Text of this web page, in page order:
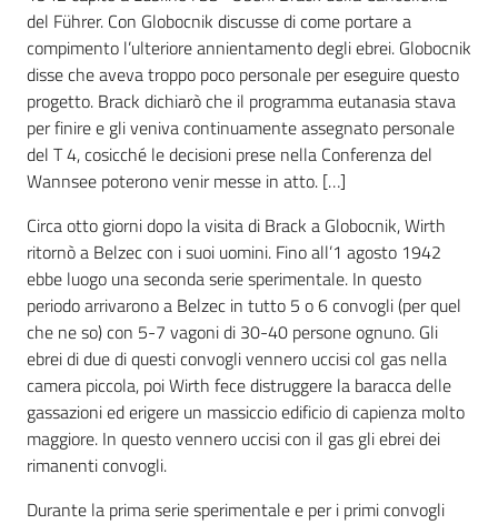
del Führer. Con Globocnik discusse di come portare a
compimento l’ulteriore annientamento degli ebrei. Globocnik
disse che aveva troppo poco personale per eseguire questo
progetto. Brack dichiarò che il programma eutanasia stava
per finire e gli veniva continuamente assegnato personale
del T 4, cosicché le decisioni prese nella Conferenza del
Wannsee poterono venir messe in atto. […]
Circa otto giorni dopo la visita di Brack a Globocnik, Wirth
ritornò a Belzec con i suoi uomini. Fino all’1 agosto 1942
ebbe luogo una seconda serie sperimentale. In questo
periodo arrivarono a Belzec in tutto 5 o 6 convogli (per quel
che ne so) con 5-7 vagoni di 30-40 persone ognuno. Gli
ebrei di due di questi convogli vennero uccisi col gas nella
camera piccola, poi Wirth fece distruggere la baracca delle
gassazioni ed erigere un massiccio edificio di capienza molto
maggiore. In questo vennero uccisi con il gas gli ebrei dei
rimanenti convogli.
Durante la prima serie sperimentale e per i primi convogli